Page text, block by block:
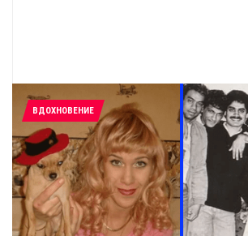
ВДОХНОВЕНИЕ